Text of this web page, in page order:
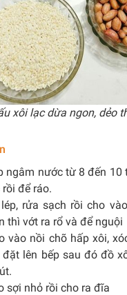
xôi lạc dừa ngon, dẻo
ngâm nước từ 8 đến 10
để ráo.
rửa sạch rồi cho
thì vớt ra rổ và để nguội
vào nồi chõ hấp xôi,
lên bếp sau đó đồ
sợi nhỏ rồi cho ra đĩa